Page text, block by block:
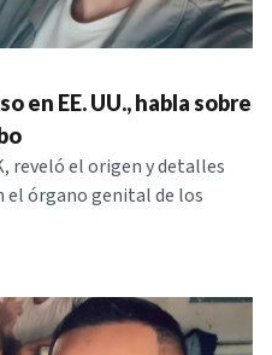
en EE. UU., habla sobre
reveló el origen y detalles
el órgano genital de los